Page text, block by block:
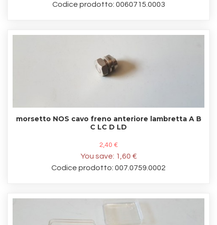
Codice prodotto: 0060715.0003
morsetto NOS cavo freno anteriore lambretta A B
C LC D LD
2,40 €
You save: 1,60 €
Codice prodotto: 007.0759.0002